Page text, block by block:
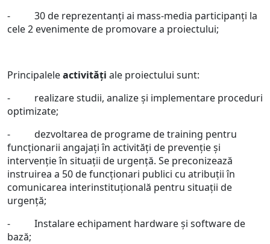
- 30 de reprezentanți ai mass-media participanți la
cele 2 evenimente de promovare a proiectului;
Principaleleactivităţi ale proiectului sunt:
- realizare studii, analize și implementare proceduri
optimizate;
- dezvoltarea de programe de training pentru
funcționarii angajați în activități de prevenție și
intervenție în situații de urgență. Se preconizează
instruirea a 50 de funcționari publici cu atribuții în
comunicarea interinstituțională pentru situații de
urgență;
- Instalare echipament hardware și software de
bază;